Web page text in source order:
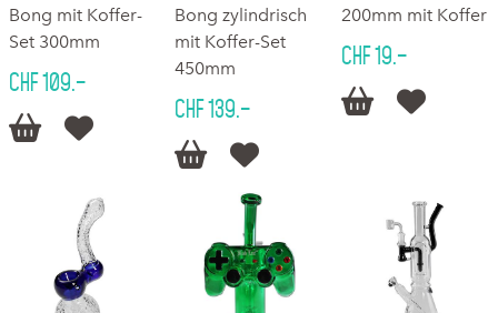
Bong mit Koffer-
Set 300mm
CHF 109.–
 
Bong zylindrisch
mit Koffer-Set
450mm
CHF 139.–
 
200mm mit Koffer
CHF 19.–
 